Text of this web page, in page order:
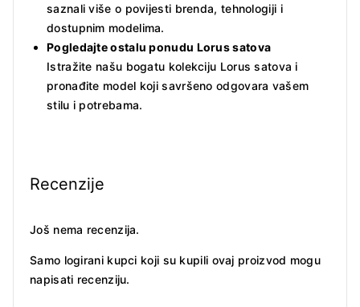
saznali više o povijesti brenda, tehnologiji i
dostupnim modelima.
Pogledajte ostalu ponudu Lorus satova
Istražite našu bogatu kolekciju Lorus satova i
pronađite model koji savršeno odgovara vašem
stilu i potrebama.
Recenzije
Još nema recenzija.
Samo logirani kupci koji su kupili ovaj proizvod mogu
napisati recenziju.